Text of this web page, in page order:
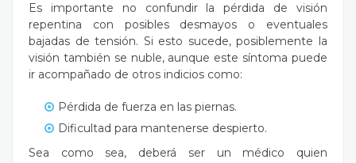
Es importante no confundir la pérdida de visión
repentina con posibles desmayos o eventuales
bajadas de tensión. Si esto sucede, posiblemente la
visión también se nuble, aunque este síntoma puede
ir acompañado de otros indicios como:
Pérdida de fuerza en las piernas.
Dificultad para mantenerse despierto.
Sea como sea, deberá ser un médico quien